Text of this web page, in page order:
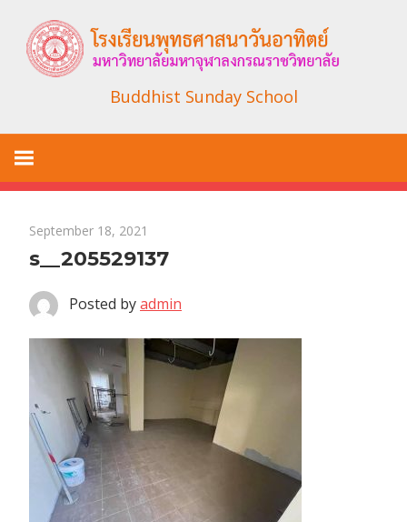
content
Buddhist Sunday School
September 18, 2021
s__205529137
Posted byadmin